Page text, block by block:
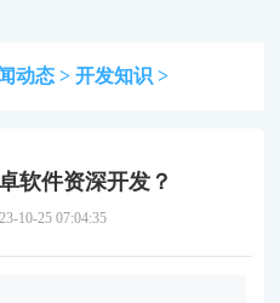
动态 >开发知识 >
软件资深开发？
10-25 07:04:35